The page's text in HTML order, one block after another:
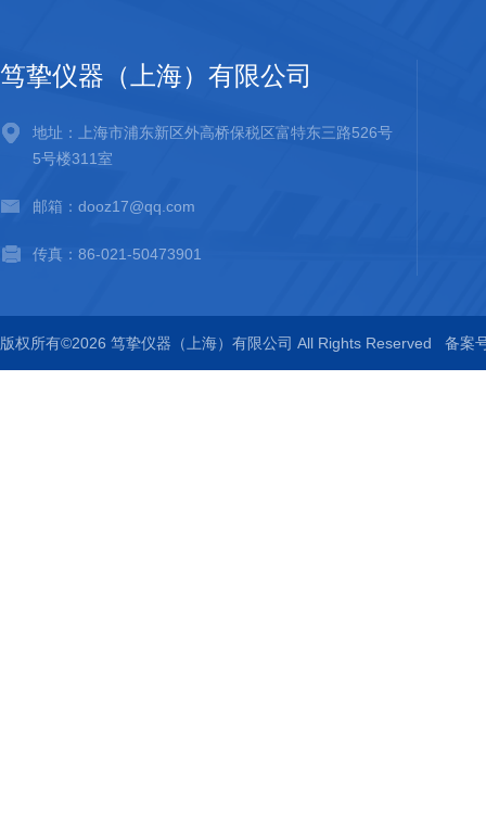
笃挚仪器（上海）有限公司
地址：上海市浦东新区外高桥保税区富特东三路526号
5号楼311室
邮箱：dooz17@qq.com
传真：86-021-50473901
版权所有©2026 笃挚仪器（上海）有限公司 All Rights Reserved 备案